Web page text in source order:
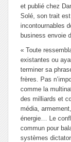
et publié chez
Solé, son trait
incontournables
business envoie
« Toute
existantes ou
terminer sa
frères. Pas
comme la
des milliards et
média,
énergie… Le
commun pour
systèmes